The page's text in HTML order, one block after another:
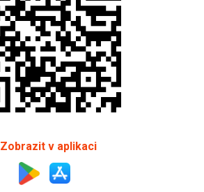
Zobrazit v aplikaci